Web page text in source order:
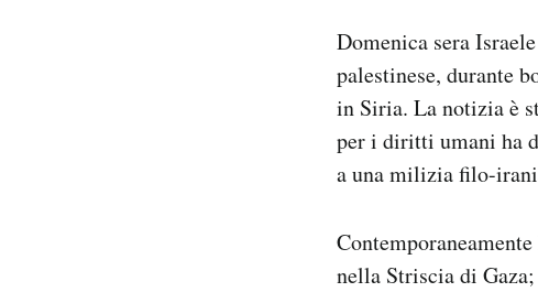
Domenica sera Israele
palestinese, durante
in Siria. La notizia è
per i diritti umani ha
a una milizia filo-
nella Striscia di